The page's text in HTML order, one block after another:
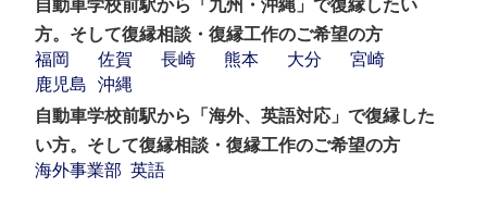
自動車学校前駅から「九州・沖縄」で復縁したい
方。そして復縁相談・復縁工作のご希望の方
福岡
佐賀 長崎 熊本 大分
宮崎
鹿児島
沖縄
自動車学校前駅から「海外、英語対応」で復縁した
い方。そして復縁相談・復縁工作のご希望の方
海外事業部 英語